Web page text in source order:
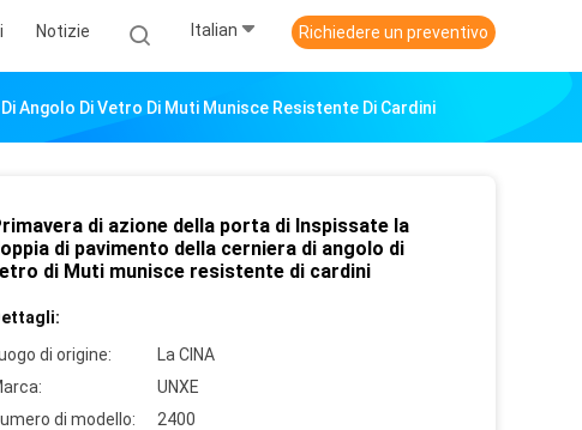
Notizie Italian Richiedere un preventivo
Angolo Di Vetro Di Muti Munisce Resistente Di Cardini
di azione della porta di Inspissate la
di pavimento della cerniera di angolo di
di Muti munisce resistente di cardini
di origine:
La CINA
UNXE
di modello:
2400